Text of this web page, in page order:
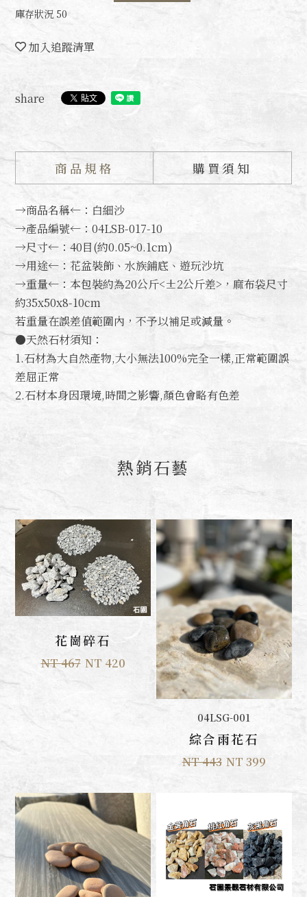
庫存狀況 50
加入追蹤清單
share
商品規格 購買須知
→商品名稱←：白細沙
→產品編號←：04LSB-017-10
→尺寸←：40目(約0.05~0.1cm)
→用途←：花盆裝飾、水族鋪底、遊玩沙坑
→重量←：本包裝約為20公斤<±2公斤差>，麻布袋尺寸
約35x50x8-10cm
若重量在誤差值範圍內，不予以補足或減量。
●天然石材須知：
1.石材為大自然產物,大小無法100%完全一樣,正常範圍誤
差屈正常
2.石材本身因環境,時間之影響,顏色會略有色差
熱銷石藝
加入購物車
花崗碎石
NT 467 NT 420
加入購物車
04LSG-001
綜合雨花石
NT 443 NT 399